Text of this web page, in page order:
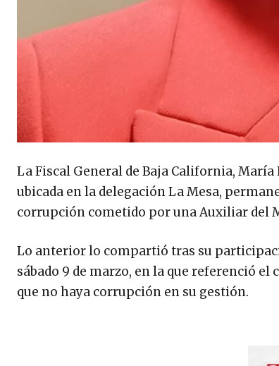
La Fiscal General de Baja California,
ubicada en la delegación La Mesa,
corrupción cometido por una Auxiliar del
Lo anterior lo compartió tras su
sábado 9 de marzo, en la que referenció
que no haya corrupción en su gestión.